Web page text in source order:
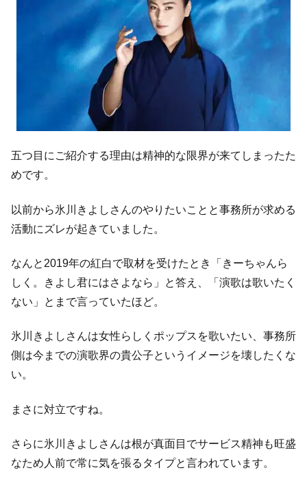
五つ目にご紹介する理由は精神的な限界が来てしまったた
めです。
以前から氷川きよしさんのやりたいことと事務所が求める
活動にズレが起きていました。
なんと2019年の紅白で取材を受けたとき「きーちゃんら
しく。きよし君にはさよなら」と答え、「演歌は歌いたく
ない」とまで言っていたほど。
氷川きよしさんは女性らしくポップスを歌いたい、事務所
側は今までの演歌界の貴公子というイメージを壊したくな
い。
まさに対立ですね。
さらに氷川きよしさんは根が真面目でサービス精神も旺盛
なため人前で常に気を張るタイプと言われています。